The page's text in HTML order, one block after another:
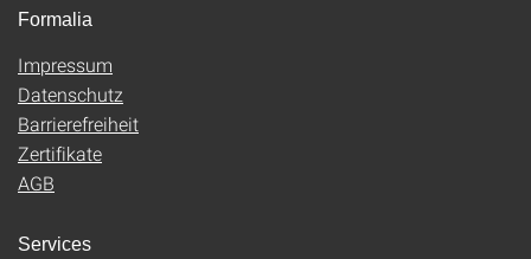
Formalia
Impressum
Datenschutz
Barrierefreiheit
Zertifikate
AGB
Services